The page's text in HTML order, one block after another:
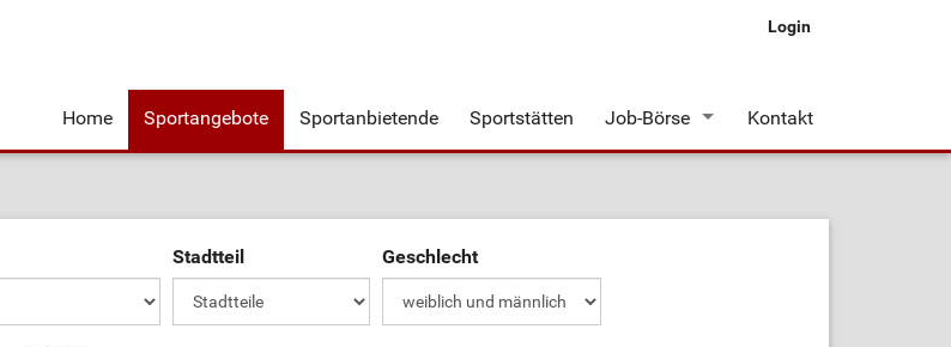
Login
Home Sportangebote Sportanbietende Sportstätten Job-Börse Kontakt
Stadtteil Geschlecht